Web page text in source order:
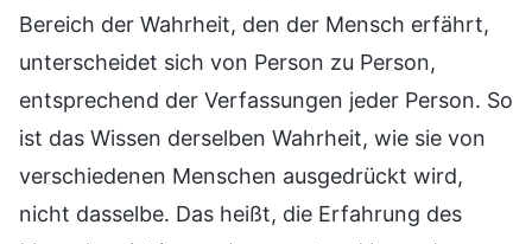
Bereich der Wahrheit, den der Mensch erfährt,
unterscheidet sich von Person zu Person,
entsprechend der Verfassungen jeder Person. So
ist das Wissen derselben Wahrheit, wie sie von
verschiedenen Menschen ausgedrückt wird,
nicht dasselbe. Das heißt, die Erfahrung des